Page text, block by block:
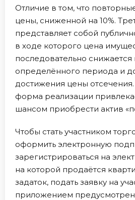
Отличие в том, что
цены, сниженной на 10%.
представляет собой
в ходе которого цена
последовательно снижается
определённого периода и
достижения цены
форма реализации
шансом приобрести актив
Чтобы стать участником
оформить электронную
зарегистрироваться на
на которой продаётся
задаток, подать заявку на
приложением